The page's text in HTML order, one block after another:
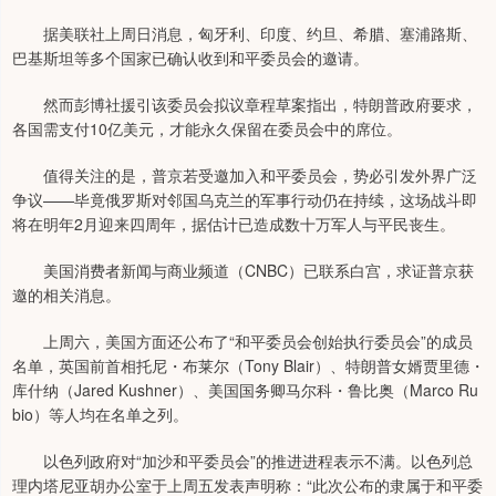
据美联社上周日消息，匈牙利、印度、约旦、希腊、塞浦路斯、
巴基斯坦等多个国家已确认收到和平委员会的邀请。
然而彭博社援引该委员会拟议章程草案指出，特朗普政府要求，
各国需支付10亿美元，才能永久保留在委员会中的席位。
值得关注的是，普京若受邀加入和平委员会，势必引发外界广泛
争议——毕竟俄罗斯对邻国乌克兰的军事行动仍在持续，这场战斗即
将在明年2月迎来四周年，据估计已造成数十万军人与平民丧生。
美国消费者新闻与商业频道（CNBC）已联系白宫，求证普京获
邀的相关消息。
上周六，美国方面还公布了“和平委员会创始执行委员会”的成员
名单，英国前首相托尼・布莱尔（Tony Blair）、特朗普女婿贾里德・
库什纳（Jared Kushner）、美国国务卿马尔科・鲁比奥（Marco Ru
bio）等人均在名单之列。
以色列政府对“加沙和平委员会”的推进进程表示不满。以色列总
理内塔尼亚胡办公室于上周五发表声明称：“此次公布的隶属于和平委